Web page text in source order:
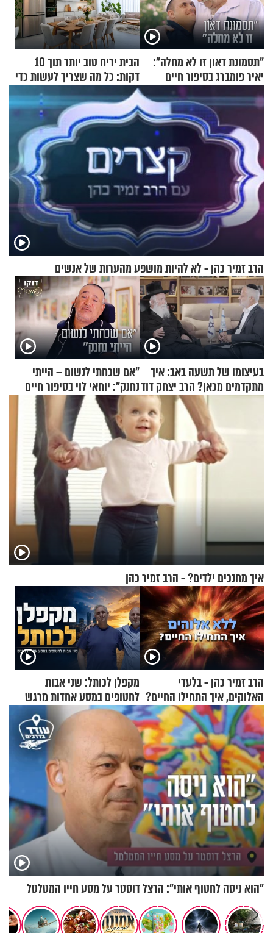
"תסמונת דאון זו לא מחלה":
יאיר פומברג בסיפור חיים
מעורר השראה
הבית יריח טוב יותר תוך 10
דקות: כל מה שצריך לעשות כדי
לרענן את הבית
הרב זמיר כהן - לא להיות מושפע מהערות של אנשים
בעיצומו של תשעה באב: איך
מתקדמים מכאן? הרב יצחק דוד
גרוסמן בשיחה מיוחדת
"אם שכחתי לנשום – הייתי
נחנק": יוחאי לוי בסיפור חיים
מעורר השראה
איך מחנכים ילדים? - הרב זמיר כהן
הרב זמיר כהן - בלעדי
האלוקים, איך התחילו החיים?
מקפלן לכותל: שני אבות
לחטופים במסע אחדות מרגש
"הוא ניסה לחטוף אותי": הרצל דוסטר על מסע חייו המטלטל